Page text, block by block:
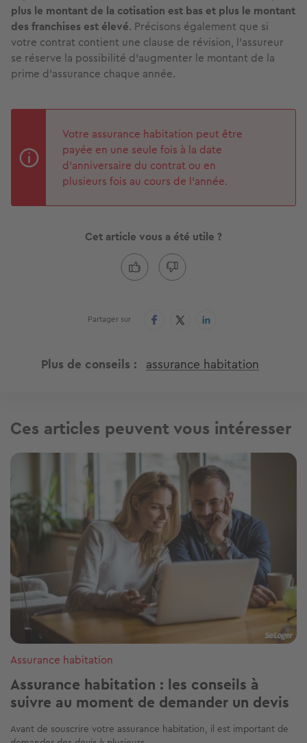
plus le montant de la cotisation est bas et plus le montant
des franchises est élevé. Précisons également que si
votre contrat contient une clause de révision, l’assureur
se réserve la possibilité d'augmenter le montant de la
prime d’assurance chaque année.
Votre assurance habitation peut être
payée en une seule fois à la date
d’anniversaire du contrat ou en
plusieurs fois au cours de l’année.
Cet article vous a été utile ?
Partager sur
Plus de conseils assurance habitation
Ces articles peuvent vous intéresser
Image
Assurance habitation
Assurance habitation : les conseils à
suivre au moment de demander un devis
Avant de souscrire votre assurance habitation, il est important de